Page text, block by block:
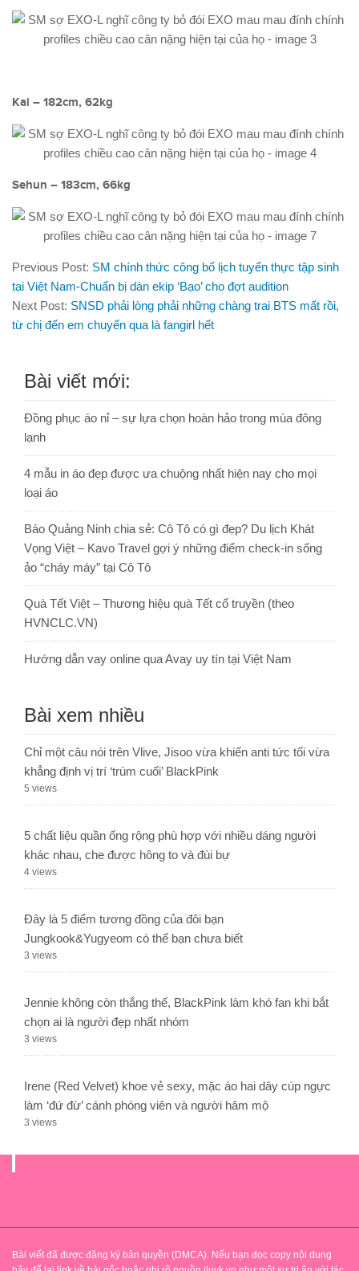
Kai – 182cm, 62kg
Sehun – 183cm, 66kg
Previous Post: SM chính thức công bố lịch tuyển thực tập sinh
tại Việt Nam-Chuẩn bị dàn ekip ‘Bạo’ cho đợt audition
Next Post: SNSD phải lòng phải những chàng trai BTS mất rồi,
từ chị đến em chuyển qua là fangirl hết
Bài viết mới:
Đồng phục áo nỉ – sự lựa chọn hoàn hảo trong mùa đông
lạnh
4 mẫu in áo đẹp được ưa chuộng nhất hiện nay cho mọi
loại áo
Báo Quảng Ninh chia sẻ: Cô Tô có gì đẹp? Du lịch Khát
Vọng Việt – Kavo Travel gợi ý những điểm check-in sống
ảo “cháy máy” tại Cô Tô
Quà Tết Việt – Thương hiệu quà Tết cổ truyền (theo
HVNCLC.VN)
Hướng dẫn vay online qua Avay uy tín tại Việt Nam
Bài xem nhiều
Chỉ một câu nói trên Vlive, Jisoo vừa khiến anti tức tối vừa
khẳng định vị trí ‘trùm cuối’ BlackPink
5 views
5 chất liệu quần ống rộng phù hợp với nhiều dáng người
khác nhau, che được hông to và đùi bự
4 views
Đây là 5 điểm tương đồng của đôi bạn
Jungkook&Yugyeom có thể bạn chưa biết
3 views
Jennie không còn thắng thế, BlackPink làm khó fan khi bắt
chọn ai là người đẹp nhất nhóm
3 views
Irene (Red Velvet) khoe vẻ sexy, mặc áo hai dây cúp ngực
làm ‘đứ đừ’ cánh phóng viên và người hâm mộ
3 views
Bài viết đã được đăng ký bản quyền (DMCA). Nếu bạn đọc copy nội dung